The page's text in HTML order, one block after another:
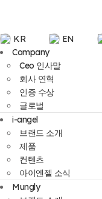
KR EN
Company
Ceo 인사말
회사 연혁
인증 수상
글로벌
i-angel
브랜드 소개
제품
컨텐츠
아이엔젤 소식
Mungly